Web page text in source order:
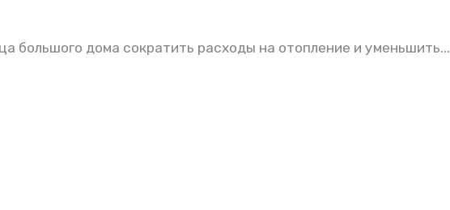
большого дома сократить расходы на отопление и уменьшить...